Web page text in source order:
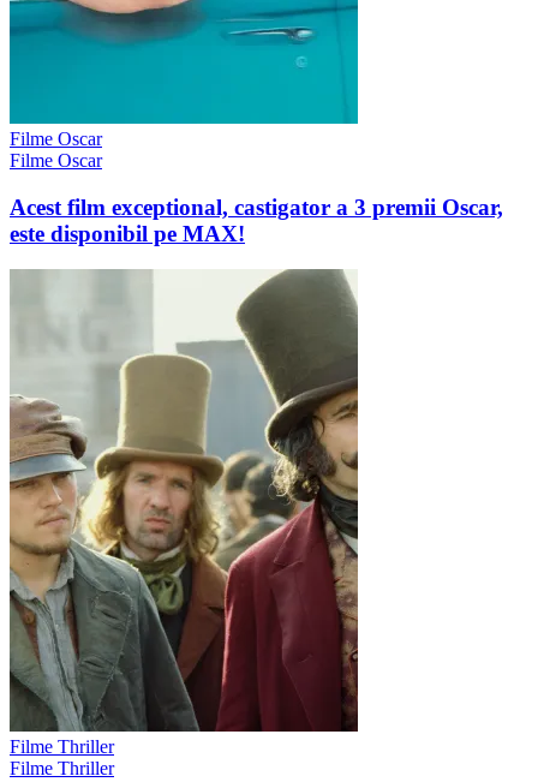
Filme Oscar
Filme Oscar
Acest film exceptional, castigator a 3 premii Oscar,
este disponibil pe MAX!
Filme Thriller
Filme Thriller